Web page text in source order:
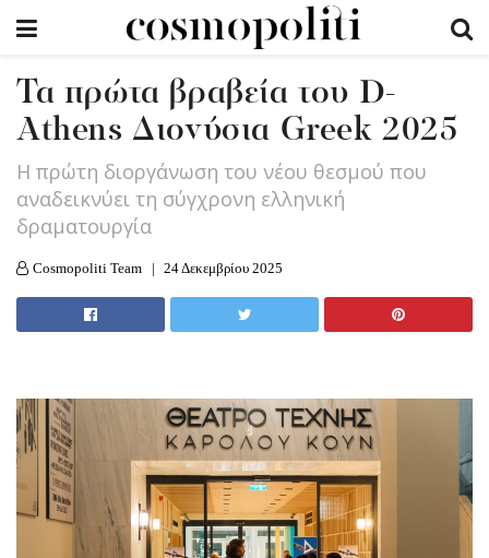
Τα πρώτα βραβεία του D-
Athens Διονύσια Greek 2025
Η πρώτη διοργάνωση του νέου θεσμού που
αναδεικνύει τη σύγχρονη ελληνική
δραματουργία
Cosmopoliti Team 24 Δεκεμβρίου 2025